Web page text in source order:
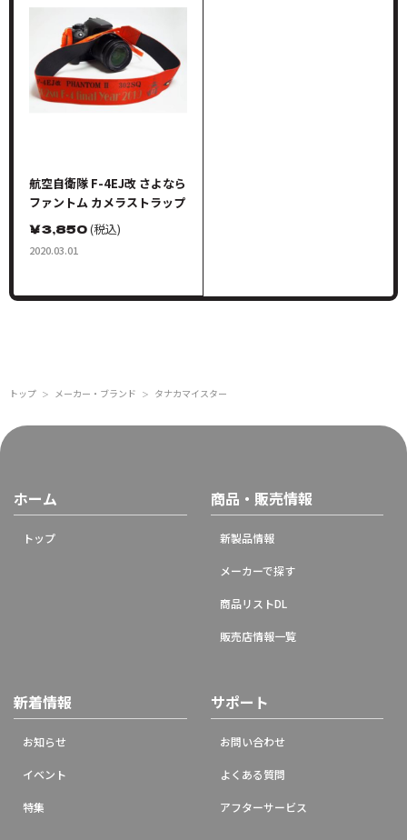
航空自衛隊 F-4EJ改 さよなら
ファントム カメラストラップ
￥3,850(税込)
2020.03.01
トップ ＞ メーカー・ブランド ＞ タナカマイスター
ホーム
トップ
商品・販売情報
新製品情報
メーカーで探す
商品リストDL
販売店情報一覧
新着情報
お知らせ
イベント
特集
サポート
お問い合わせ
よくある質問
アフターサービス